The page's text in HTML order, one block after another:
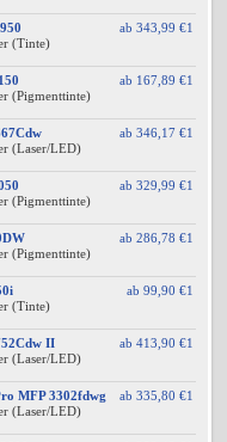
ab 343,99 €1
(Tinte)
ab 167,89 €1
(Pigmenttinte)
ab 346,17 €1
(Laser/LED)
ab 329,99 €1
(Pigmenttinte)
ab 286,78 €1
(Pigmenttinte)
ab 99,90 €1
(Tinte)
ab 413,90 €1
II
(Laser/LED)
ab 335,80 €1
MFP 3302fdwg
(Laser/LED)